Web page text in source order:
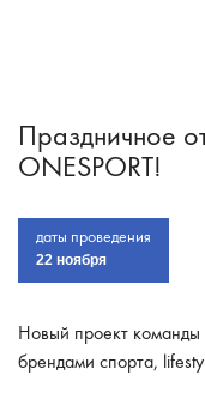
Праздничное
ONESPORT!
даты проведения
22 ноября
Новый проект
брендами спорта,